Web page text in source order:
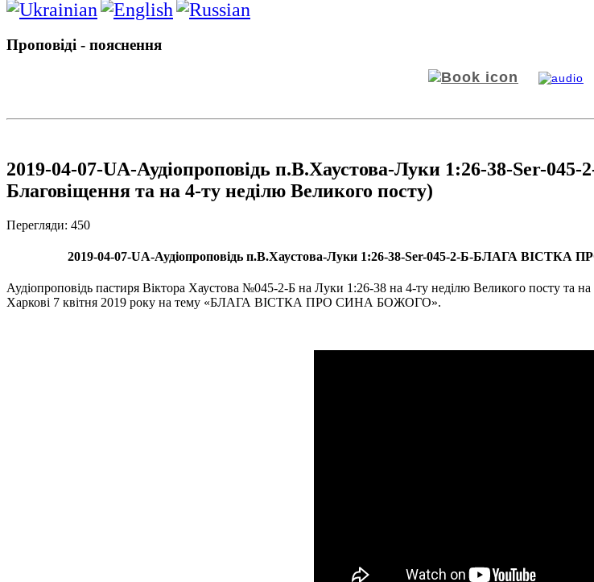
Проповіді - пояснення
2019-04-07-UA-Аудіопроповідь п.В.Хаустова-Луки 1:26-38-
Благовіщення та на 4-ту неділю Великого посту)
Перегляди: 450
2019-04-07-UA-Аудіопроповідь п.В.Хаустова-Луки 1:26-38-Ser-045-2-Б-БЛАГА
Аудіопроповідь пастиря Віктора Хаустова №045-2-Б на Луки 1:26-38 на 4-ту неділю Великого
Харкові 7 квітня 2019 року на тему «БЛАГА ВІСТКА ПРО СИНА БОЖОГО».